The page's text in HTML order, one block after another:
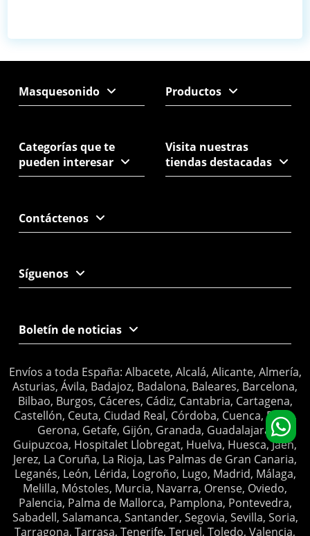
Masquesonido Productos
Categorías que te
pueden interesar
Visita nuestras
tiendas destacadas
Contáctenos
Síguenos
Boletín de noticias
Envíos a toda España: Albacete, Alcalá, Alicante, Almería,
Asturias, Ávila, Badajoz, Badalona, Baleares, Barcelona,
Bilbao, Burgos, Cáceres, Cádiz, Cantabria, Cartagena,
Castellón, Ceuta, Ciudad Real, Córdoba, Cuenca, Elche,
Gerona, Getafe, Gijón, Granada, Guadalajara,
Guipuzcoa, Hospitalet Llobregat, Huelva, Huesca, Jaén,
Jerez, La Coruña, La Rioja, Las Palmas de Gran Canaria,
Leganés, León, Lérida, Logroño, Lugo, Madrid, Málaga,
Melilla, Móstoles, Murcia, Navarra, Orense, Oviedo,
Palencia, Palma de Mallorca, Pamplona, Pontevedra,
Sabadell, Salamanca, Santander, Segovia, Sevilla, Soria,
Tarragona, Tarrasa, Tenerife, Teruel, Toledo, Valencia,